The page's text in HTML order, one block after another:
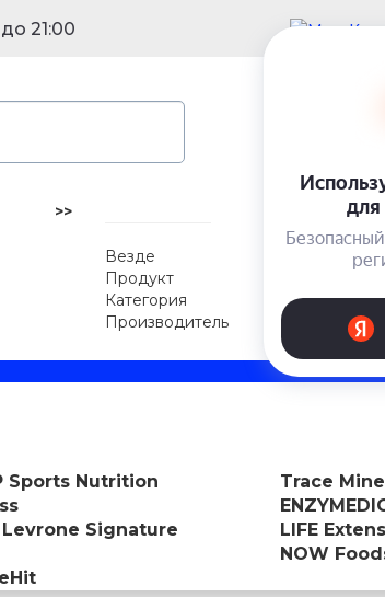
21:00
>>
Везде
Продукт
Категория
Производитель
Sports Nutrition
Signature
Trace
LIFE
NOW